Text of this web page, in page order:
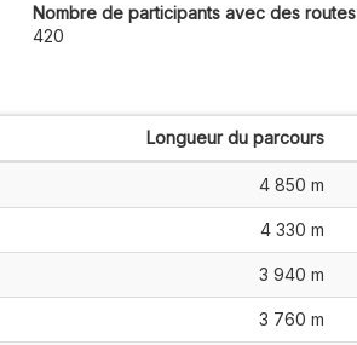
Nombre de participants avec des routes
420
Longueur du parcours
4 850 m
4 330 m
3 940 m
3 760 m